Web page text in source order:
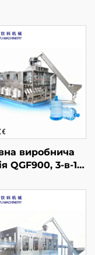
виробнича
QGF900, 3-в-1
бочки